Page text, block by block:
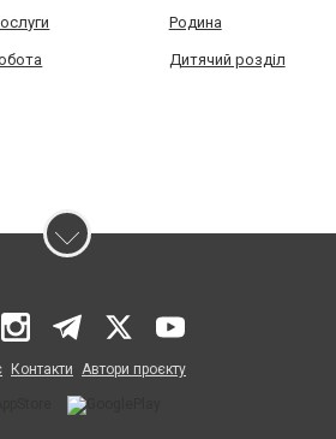
Родина
Дитячий розділ
Контакти Автори проєкту